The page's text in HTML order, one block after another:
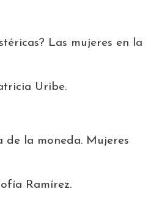
Las mujeres en la
Uribe.
de la moneda. Mujeres
Ramírez.